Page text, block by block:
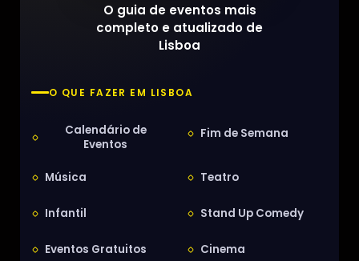
O guia de eventos mais
completo e atualizado de
Lisboa
O QUE FAZER EM LISBOA
Calendário de
Eventos
Fim de Semana
Música Teatro
Infantil Stand Up Comedy
Eventos Gratuitos Cinema